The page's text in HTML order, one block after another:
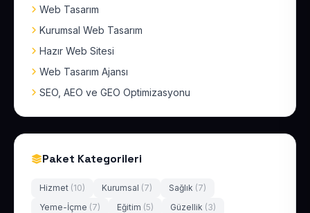
Web Tasarım
Kurumsal Web Tasarım
Hazır Web Sitesi
Web Tasarım Ajansı
SEO, AEO ve GEO Optimizasyonu
Paket Kategorileri
Hizmet (10) Kurumsal (7) Sağlık (7)
Yeme-İçme (7) Eğitim (5) Güzellik (3)